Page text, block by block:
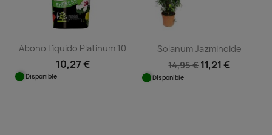
Abono Líquido Platinum 10
10,27 €
Disponible
Solanum Jazminoide
14,95 €11,21 €
Disponible